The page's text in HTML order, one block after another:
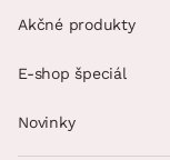
Akčné produkty
E-shop špeciál
Novinky